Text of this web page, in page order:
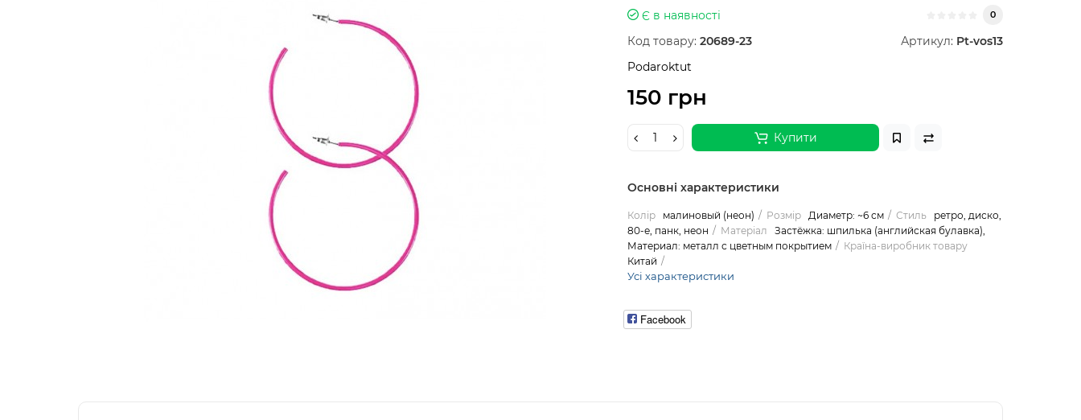
Є в наявності 0
Код товару: 20689-23 Артикул: Pt-vos13
Podaroktut
150 грн
Купити
Основні характеристики
Колір малиновый (неон) Розмір Диаметр: ~6 см Стиль
ретро, диско,
80-е, панк, неон
Матеріал
Застёжка: шпилька (английская булавка),
Материал: металл с цветным покрытием
Країна-виробник товару
Китай
Усі характеристики
Facebook